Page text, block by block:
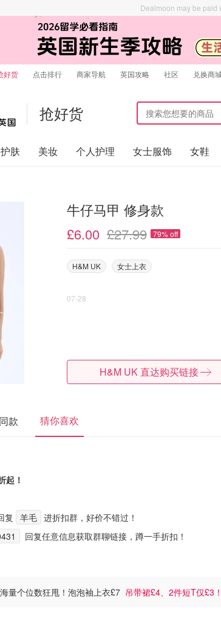
Dealmoon may be paid
好货 点击排行 商家导航 英国攻略 社区 兑换商
抢好货
护肤 美妆 个人护理 女士服饰 女鞋
牛仔马甲 修身款
£6.00 £27.99 79% off
H&M UK 女士上衣
07-28
H&M UK 直达购买链接
款 猜你喜欢
起！
复 羊毛 进折扣群，好价不错过！
回复任意信息获取群聊链接，蹲一手折扣！
量个位数狂甩！泡泡袖上衣£7 吊带裙£4、2件短T仅£3！